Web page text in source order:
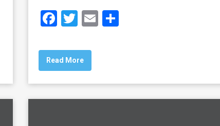
F
c
e
b
o
T
tt
er
E S
Read More